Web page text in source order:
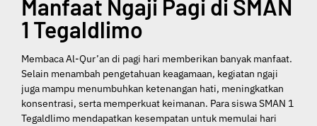
Manfaat Ngaji Pagi di SMAN
1 Tegaldlimo
Membaca Al-Qur’an di pagi hari memberikan banyak manfaat.
Selain menambah pengetahuan keagamaan, kegiatan ngaji
juga mampu menumbuhkan ketenangan hati, meningkatkan
konsentrasi, serta memperkuat keimanan. Para siswa SMAN 1
Tegaldlimo mendapatkan kesempatan untuk memulai hari